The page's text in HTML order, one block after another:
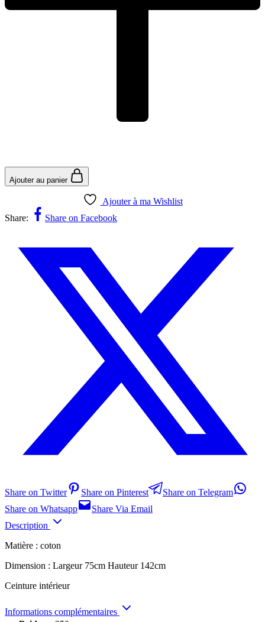
Ajouter au panier
Ajouter à ma Wishlist
Share:
Share on Facebook
Share on Twitter Share on Pinterest
Share on Telegram
Share on Whatsapp
Share Via Email
Description
Matière : coton
Dimension : Largeur 75cm Hauteur 142cm
Ceinture intérieur
Informations complémentaires